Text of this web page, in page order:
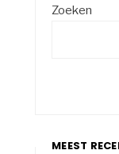
Zoeken
MEEST